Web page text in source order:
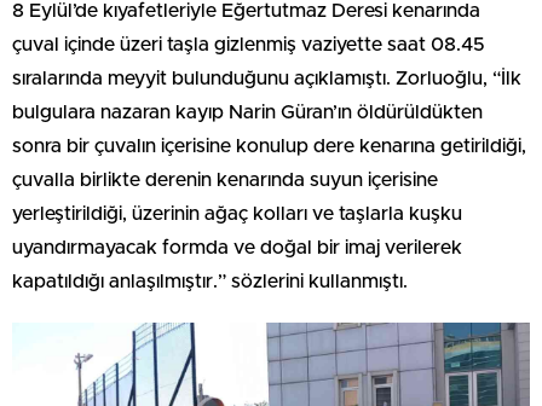
8 Eylül’de kıyafetleriyle Eğertutmaz Deresi kenarında
çuval içinde üzeri taşla gizlenmiş vaziyette saat 08.45
sıralarında meyyit bulunduğunu açıklamıştı. Zorluoğlu, “İlk
bulgulara nazaran kayıp Narin Güran’ın öldürüldükten
sonra bir çuvalın içerisine konulup dere kenarına getirildiği,
çuvalla birlikte derenin kenarında suyun içerisine
yerleştirildiği, üzerinin ağaç kolları ve taşlarla kuşku
uyandırmayacak formda ve doğal bir imaj verilerek
kapatıldığı anlaşılmıştır.” sözlerini kullanmıştı.